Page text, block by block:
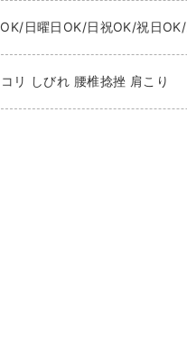
日曜日OK/日祝OK/祝日
リ しびれ 腰椎捻挫 肩こり